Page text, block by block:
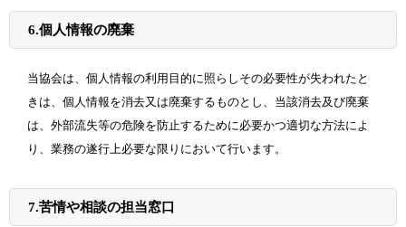
6.個人情報の廃棄
当協会は、個人情報の利用目的に照らしその必要性が失われたと
きは、個人情報を消去又は廃棄するものとし、当該消去及び廃棄
は、外部流失等の危険を防止するために必要かつ適切な方法によ
り、業務の遂行上必要な限りにおいて行います。
7.苦情や相談の担当窓口